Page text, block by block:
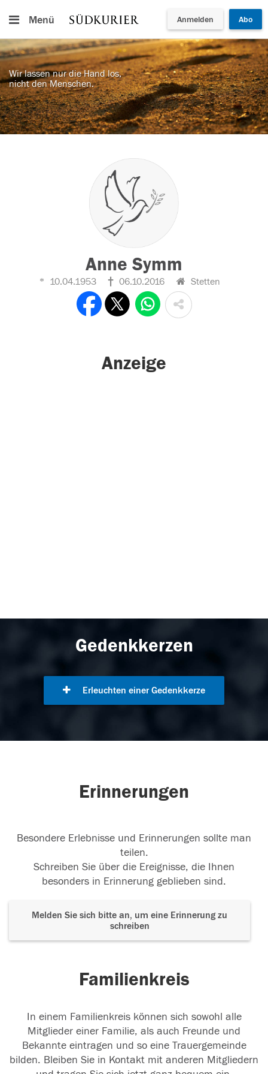
Menü Anmelden Abo
Wir lassen nur die Hand los,
nicht den Menschen.
Anne Symm
10.04.1953 06.10.2016 Stetten
Anzeige
Gedenkkerzen
Erleuchten einer Gedenkkerze
Erinnerungen
Besondere Erlebnisse und Erinnerungen sollte man
teilen.
Schreiben Sie über die Ereignisse, die Ihnen
besonders in Erinnerung geblieben sind.
Melden Sie sich bitte an, um eine Erinnerung zu
schreiben
Familienkreis
In einem Familienkreis können sich sowohl alle
Mitglieder einer Familie, als auch Freunde und
Bekannte eintragen und so eine Trauergemeinde
bilden. Bleiben Sie in Kontakt mit anderen Mitgliedern